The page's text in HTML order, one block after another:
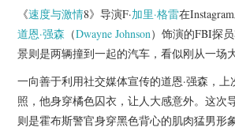
杂七杂八
电影档期
《速度与激情8》导演F·加里·格雷在
道恩·强森 （Dwayne Johnson）饰演的FBI探
景则是两辆撞到一起的汽车，看似刚从一场
一向善于利用社交媒体宣传的道恩·强森，
照，他身穿橘色囚衣，让人大感意外。这次
则是霍布斯警官身穿黑色背心的肌肉猛男形